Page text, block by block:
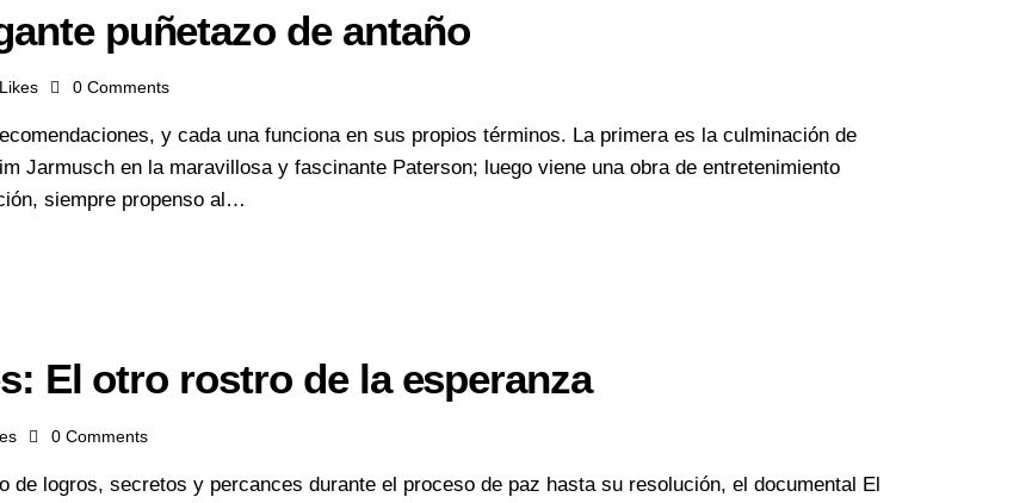
puñetazo de antaño
Likes 0 Comments
y cada una funciona en sus propios términos. La primera es la culminación de
Jarmusch en la maravillosa y fascinante Paterson; luego viene una obra de entretenimiento
siempre propenso al…
El otro rostro de la esperanza
0 Comments
de logros, secretos y percances durante el proceso de paz hasta su resolución, el documental El